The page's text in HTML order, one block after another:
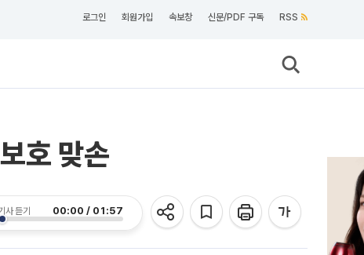
로그인 회원가입 속보창 신문/PDF 구독 RSS
호 맞손
사 듣기 00:00 / 01:57